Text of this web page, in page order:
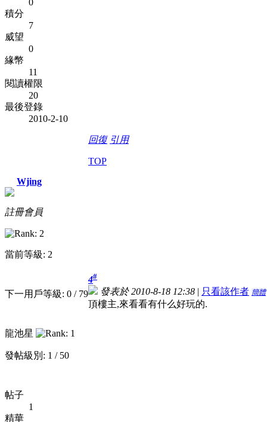
積分
7
威望
0
緣幣
11
閱讀權限
20
最後登錄
2010-2-10
回復 引用
TOP
Wjing
註冊會員
當前等級: 2
下一用戶等級: 0 / 79
龍池星
發帖級別: 1 / 50
帖子
1
精華
4#
發表於 2010-8-18 12:38 | 只看該作者 簡體
頂樓主,來看看有什么好玩的.